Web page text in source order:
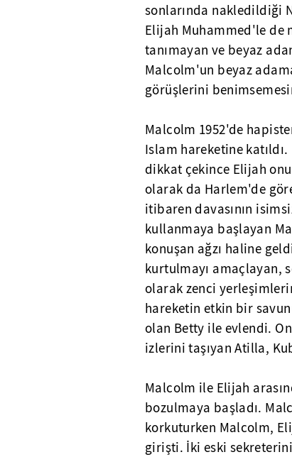
sonlarında nakledildiği
Elijah Muhammed'le de
tanımayan ve beyaz
Malcolm'un beyaz
görüşlerini
Malcolm 1952'de
Islam hareketine katıldı.
dikkat çekince Elijah
olarak da Harlem'de
itibaren davasının
kullanmaya başlayan
konuşan ağzı haline
kurtulmayı amaçlayan,
olarak zenci
hareketin etkin bir
olan Betty ile evlendi.
izlerini taşıyan Atilla,
Malcolm ile Elijah
bozulmaya başladı.
korkuturken Malcolm,
girişti. İki eski